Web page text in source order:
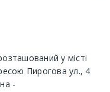
у місті
Пирогова ул., 4
-